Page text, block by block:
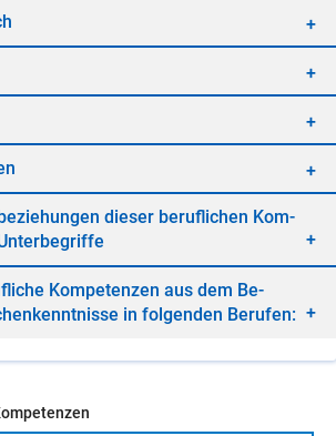
die­ser be­ruf­li­chen Kom­
Kom­pe­ten­zen aus dem Be­
in fol­gen­den Be­ru­fen: